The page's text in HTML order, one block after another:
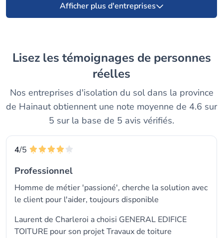
Afficher plus d'entreprises
Lisez les témoignages de personnes
réelles
Nos entreprises d'isolation du sol dans la province
de Hainaut obtiennent une note moyenne de 4.6 sur
5 sur la base de 5 avis vérifiés.
4/5
Professionnel
Homme de métier 'passioné', cherche la solution avec
le client pour l'aider, toujours disponible
Laurent de Charleroi a choisi GENERAL EDIFICE
TOITURE pour son projet Travaux de toiture